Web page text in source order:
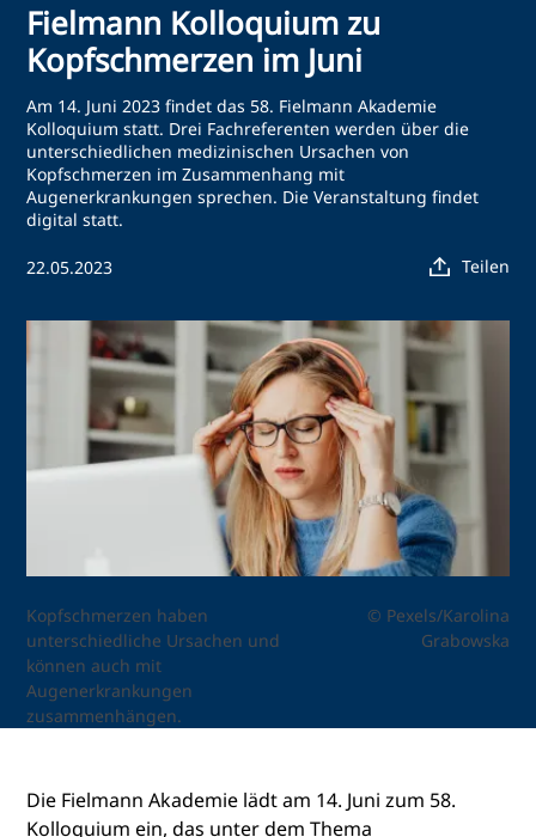
Fielmann Kolloquium zu
Kopfschmerzen im Juni
Am 14. Juni 2023 findet das 58. Fielmann Akademie
Kolloquium statt. Drei Fachreferenten werden über die
unterschiedlichen medizinischen Ursachen von
Kopfschmerzen im Zusammenhang mit
Augenerkrankungen sprechen. Die Veranstaltung findet
digital statt.
22.05.2023 Teilen
Kopfschmerzen haben
unterschiedliche Ursachen und
können auch mit
Augenerkrankungen
zusammenhängen.
© Pexels/Karolina
Grabowska
Die Fielmann Akademie lädt am 14. Juni zum 58.
Kolloquium ein, das unter dem Thema